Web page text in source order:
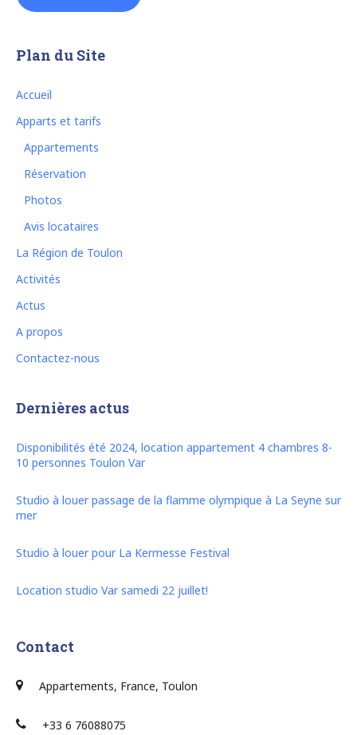
Plan du Site
Accueil
Apparts et tarifs
Appartements
Réservation
Photos
Avis locataires
La Région de Toulon
Activités
Actus
A propos
Contactez-nous
Dernières actus
Disponibilités été 2024, location appartement 4 chambres 8-
10 personnes Toulon Var
Studio à louer passage de la flamme olympique à La Seyne sur
mer
Studio à louer pour La Kermesse Festival
Location studio Var samedi 22 juillet!
Contact
Appartements, France, Toulon
+33 6 76088075